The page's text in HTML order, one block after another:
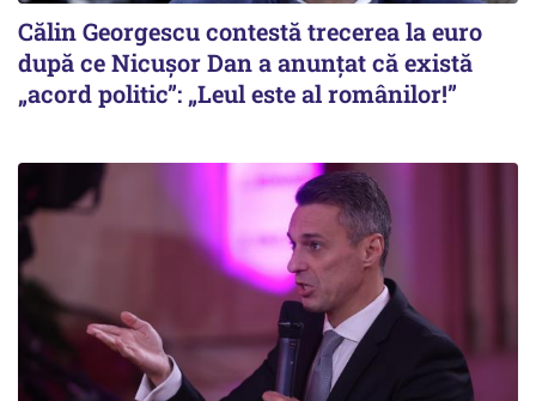
Călin Georgescu contestă trecerea la euro
după ce Nicușor Dan a anunțat că există
„acord politic”: „Leul este al românilor!”